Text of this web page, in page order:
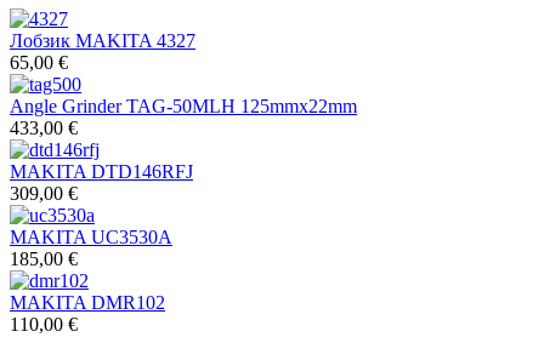
Лобзик MAKITA 4327
65,00 €
Angle Grinder TAG-50MLH 125mmx22mm
433,00 €
MAKITA DTD146RFJ
309,00 €
MAKITA UC3530A
185,00 €
MAKITA DMR102
110,00 €